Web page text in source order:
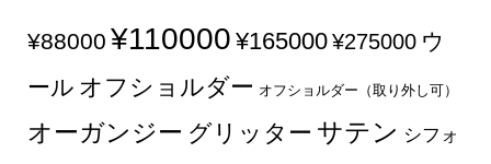
¥88000 ¥110000 ¥165000¥275000 ウ
ール オフショルダー オフショルダー（取り外し可）
オーガンジー グリッター サテン シフォ